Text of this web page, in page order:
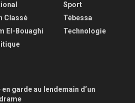
Classé
El-Bouaghi
Sport
Tébessa
Technologie
garde au lendemain d’un